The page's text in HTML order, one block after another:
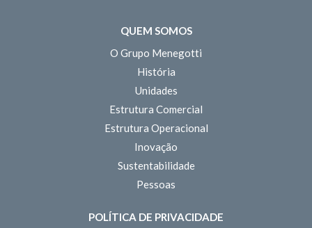
QUEM SOMOS
O Grupo Menegotti
História
Unidades
Estrutura Comercial
Estrutura Operacional
Inovação
Sustentabilidade
Pessoas
POLÍTICA DE PRIVACIDADE